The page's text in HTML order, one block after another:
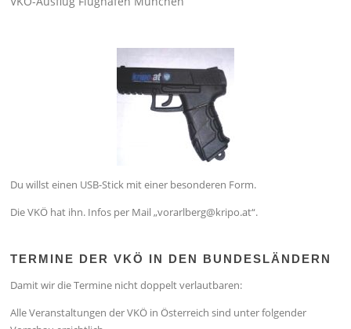
Du willst einen USB-Stick mit einer besonderen Form.
Die VKÖ hat ihn. Infos per Mail „vorarlberg@kripo.at“.
TERMINE DER VKÖ IN DEN BUNDESLÄNDERN
Damit wir die Termine nicht doppelt verlautbaren:
Alle Veranstaltungen der VKÖ in Österreich sind unter folgender